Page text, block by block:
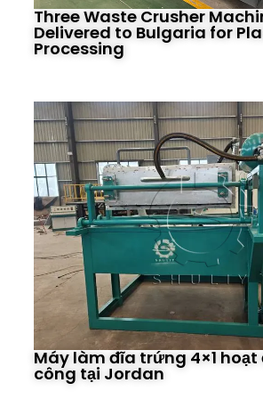
Three Waste Crusher
Delivered to Bulgaria for
Processing
Máy làm đĩa trứng 4×1
công tại Jordan